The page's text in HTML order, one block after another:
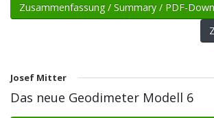
Zusammenfassung / Summary / PDF-
Josef Mitter
Das neue Geodimeter Modell 6